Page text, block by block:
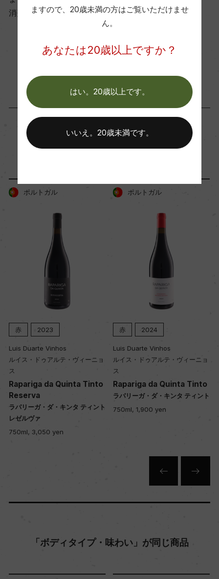
海外ワイン専門誌評価歴
Wine Advocate 獲得点
国内ワイン専門誌評価歴
醗酵：ステンレスタンク
熟成：ステンレスタンク4カ月
6.53ha
平均収量
40hl/ha
樹齢
27年
花崗岩、シストの母岩、ローム粘土質
消費者様には酒販店様の紹介をしております
お取り寄せ可能店一覧はこちら
「生産者」が同じ商品
ポルトガル
赤 2023
Luis Duarte Vinhos
ルイス・ドゥアルテ・ヴィーニョ
ス
Rapariga da Quinta Tinto
Reserva
ラパリーガ・ダ・キンタ ティント
レゼルヴァ
750ml, 3,050 yen
ポルトガル
赤 2024
Luis Duarte Vinhos
ルイス・ドゥアルテ・ヴィーニョ
ス
Rapariga da Quinta Tinto
ラパリーガ・ダ・キンタ ティント
750ml, 1,900 yen
「ボディタイプ・味わい」が同じ商品
ますので、 20歳未満の方はご覧いただけませ
ん。
あなたは20歳以上ですか？
はい。20歳以上です。
いいえ。20歳未満です。